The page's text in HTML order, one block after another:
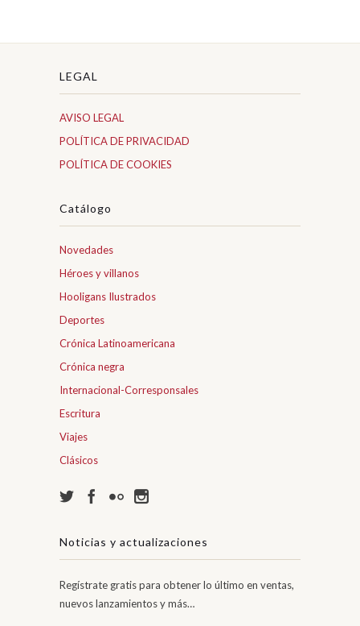
LEGAL
AVISO LEGAL
POLÍTICA DE PRIVACIDAD
POLÍTICA DE COOKIES
Catálogo
Novedades
Héroes y villanos
Hooligans Ilustrados
Deportes
Crónica Latinoamericana
Crónica negra
Internacional-Corresponsales
Escritura
Viajes
Clásicos
Noticias y actualizaciones
Regístrate gratis para obtener lo último en ventas,
nuevos lanzamientos y más…